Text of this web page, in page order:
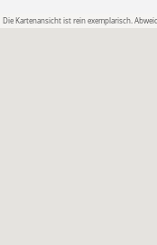
Die Kartenansicht ist rein exemplarisch.